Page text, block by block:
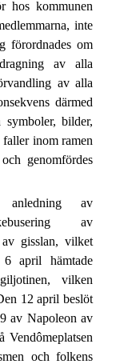
hos kommunen
inte
förordnades om
av alla
av alla
därmed
symboler, bilder,
inom ramen
genomfördes
av
av
gisslan, vilket
april hämtade
vilken
12 april beslöt
av Napoleon av
Vendômeplatsen
och folkens